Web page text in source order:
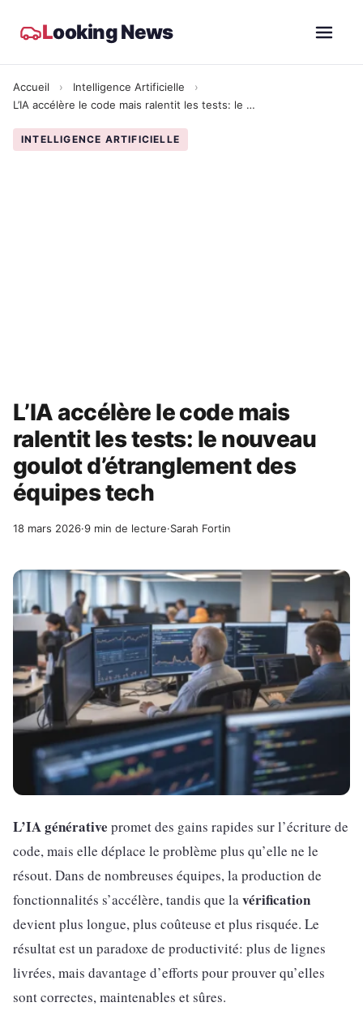
Looking News
Accueil › Intelligence Artificielle
›
L’IA accélère le code mais ralentit les tests: le nouveau goulot d’étranglement des équipes tech
INTELLIGENCE ARTIFICIELLE
L’IA accélère le code mais
ralentit les tests: le nouveau
goulot d’étranglement des
équipes tech
18 mars 2026·9 min de lecture·Sarah Fortin
L’IA générative promet des gains rapides sur l’écriture de
code, mais elle déplace le problème plus qu’elle ne le
résout. Dans de nombreuses équipes, la production de
fonctionnalités s’accélère, tandis que lavérification
devient plus longue, plus coûteuse et plus risquée. Le
résultat est un paradoxe de productivité: plus de lignes
livrées, mais davantage d’efforts pour prouver qu’elles
sont correctes, maintenables et sûres.